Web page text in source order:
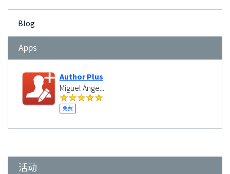
Blog
Apps
Author Plus
Miguel Ánge...
免费
活动